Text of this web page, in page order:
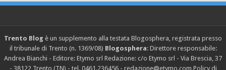
Trento Blog è un supplemento alla testata Blogosphera, registrata presso
il tribunale di Trento (n. 1369/08) Blogosphera: Direttore responsabile:
Andrea Bianchi - Editore: Etymo srl Redazione: c/o Etymo srl - Via Brescia, 37
- 38122 Trento (TN) - tel. 0461.236456 - redazione@etymo.com Policy di